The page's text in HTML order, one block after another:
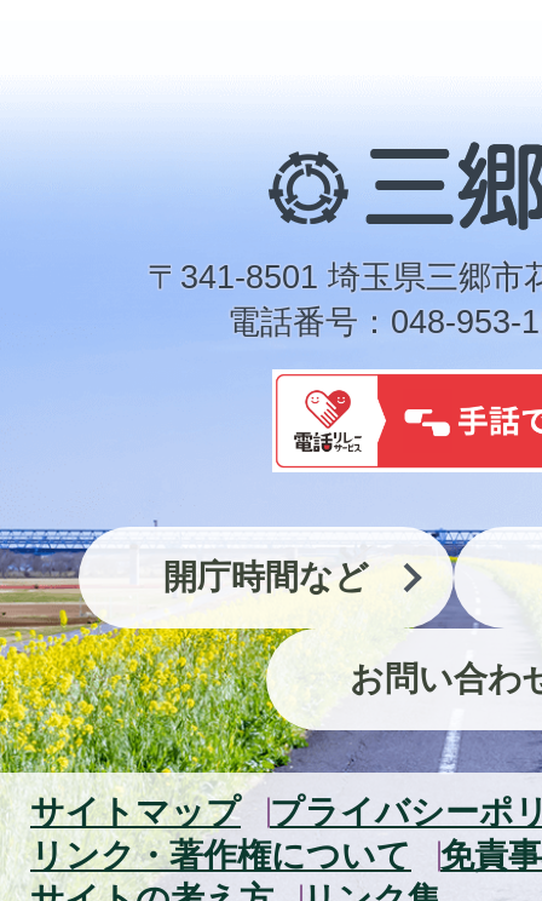
三
郷
市
〒341-8501 埼玉県三郷市
電話番号：048-953-
開庁時間など
お問い合わ
サイトマップ
プライバシーポ
リンク・著作権について
免責